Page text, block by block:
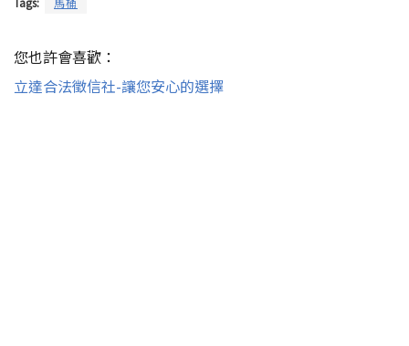
您也許會喜歡：
立達合法徵信社-讓您安心的選擇